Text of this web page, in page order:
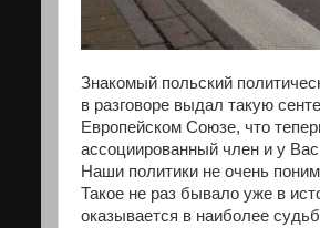
Знакомый польский
в разговоре выдал такую
Европейском Союзе, что
ассоциированный член и у
Наши политики не очень
Такое не раз бывало уже в
оказывается в наиболее